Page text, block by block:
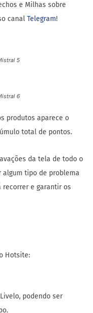
e Milhas sobre
canal Telegram!
5
6
produtos aparece o
total de pontos.
da tela de todo o
algum tipo de problema
recorrer e garantir os
Hotsite:
podendo ser